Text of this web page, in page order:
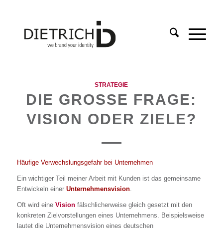
STRATEGIE
DIE GROSSE FRAGE: V
ISION ODER ZIELE?
Häufige Verwechslungsgefahr bei Unternehmen
Ein wichtiger Teil meiner Arbeit mit Kunden ist das gemeinsame
Entwickeln einer Unternehmensvision.
Oft wird eine Visionfälschlicherweise gleich gesetzt mit den
konkreten Zielvorstellungen eines Unternehmens. Beispielsweise
lautet die Unternehmensvision eines deutschen